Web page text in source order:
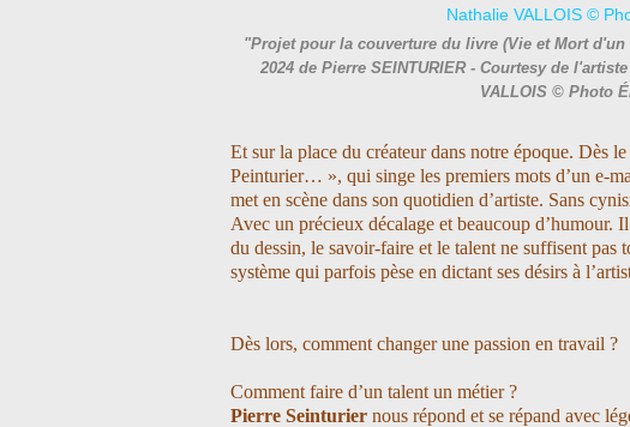
"Projet pour la couverture du livre (Vie et Mort d'un
2024 de Pierre SEINTURIER - Courtesy de
VALLOIS © Photo
Et sur la place du créateur dans notre époque. Dès
Peinturier… », qui singe les premiers mots d’un e-
met en scène dans son quotidien d’artiste. Sans
Avec un précieux décalage et beaucoup d’humour.
du dessin, le savoir-faire et le talent ne suffisent pas
système qui parfois pèse en dictant ses désirs à
Dès lors, comment changer une passion en travail ?
Comment faire d’un talent un métier ?
Pierre Seinturier nous répond et se répand avec